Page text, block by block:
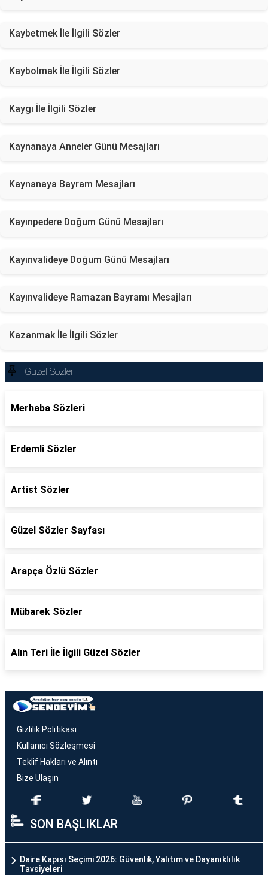
Kaybetmek İle İlgili Sözler
Kaybolmak İle İlgili Sözler
Kaygı İle İlgili Sözler
Kaynanaya Anneler Günü Mesajları
Kaynanaya Bayram Mesajları
Kayınpedere Doğum Günü Mesajları
Kayınvalideye Doğum Günü Mesajları
Kayınvalideye Ramazan Bayramı Mesajları
Kazanmak İle İlgili Sözler
Güzel Sözler
Merhaba Sözleri
Erdemli Sözler
Artist Sözler
Güzel Sözler Sayfası
Arapça Özlü Sözler
Mübarek Sözler
Alın Teri İle İlgili Güzel Sözler
Gizlilik Politikası
Kullanıcı Sözleşmesi
Teklif Hakları ve Alıntı
Bize Ulaşın
SON BAŞLIKLAR
Daire Kapısı Seçimi 2026: Güvenlik, Yalıtım ve Dayanıklılık
Tavsiyeleri